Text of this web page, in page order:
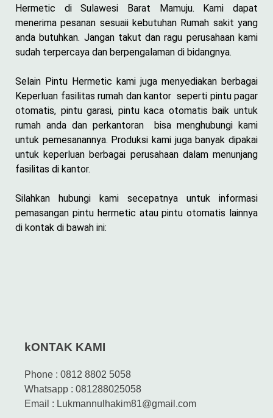
Hermetic di Sulawesi Barat Mamuju. Kami dapat
menerima pesanan sesuaii kebutuhan Rumah sakit yang
anda butuhkan. Jangan takut dan ragu perusahaan kami
sudah terpercaya dan berpengalaman di bidangnya.
Selain Pintu Hermetic kami juga menyediakan berbagai
Keperluan fasilitas rumah dan kantor seperti pintu pagar
otomatis, pintu garasi, pintu kaca otomatis baik untuk
rumah anda dan perkantoran bisa menghubungi kami
untuk pemesanannya. Produksi kami juga banyak dipakai
untuk keperluan berbagai perusahaan dalam menunjang
fasilitas di kantor.
Silahkan hubungi kami secepatnya untuk informasi
pemasangan pintu hermetic atau pintu otomatis lainnya
di kontak di bawah ini:
kONTAK KAMI
Phone : 0812 8802 5058
Whatsapp : 081288025058
Email : Lukmannulhakim81@gmail.com